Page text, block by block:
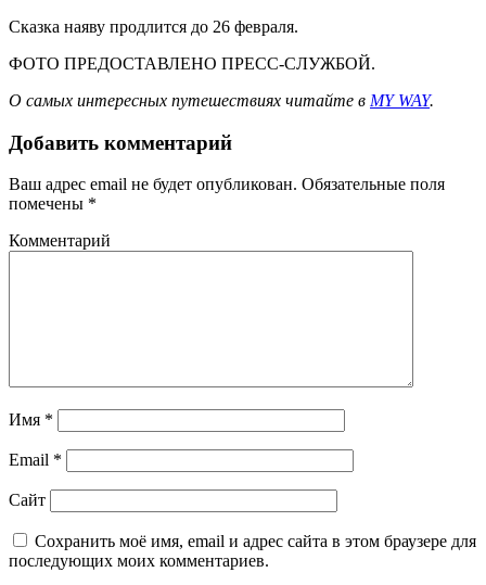
Сказка наяву продлится до 26 февраля.
ФОТО ПРЕДОСТАВЛЕНО ПРЕСС-СЛУЖБОЙ.
О самых интересных путешествиях читайте в MY WAY.
Добавить комментарий
Ваш адрес email не будет опубликован. Обязательные поля
помечены *
Комментарий
Имя *
Email *
Сайт
Сохранить моё имя, email и адрес сайта в этом браузере для
последующих моих комментариев.